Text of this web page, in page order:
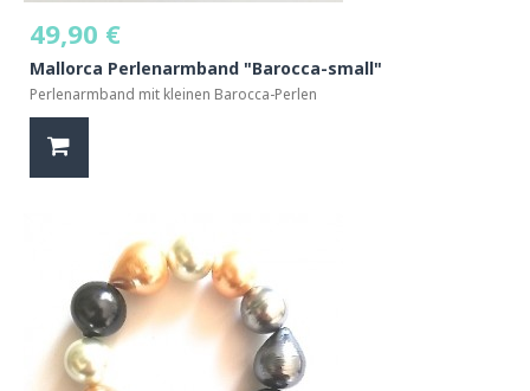
49,90 €
Mallorca Perlenarmband "Barocca-small"
Perlenarmband mit kleinen Barocca-Perlen